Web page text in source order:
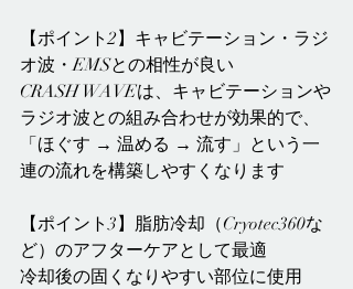
【ポイント2】キャビテーション・ラジ
オ波・EMSとの相性が良い
CRASH WAVEは、キャビテーションや
ラジオ波との組み合わせが効果的で、
「ほぐす → 温める → 流す」という一
連の流れを構築しやすくなります
【ポイント3】脂肪冷却（Cryotec360な
ど）のアフターケアとして最適
冷却後の固くなりやすい部位に使用